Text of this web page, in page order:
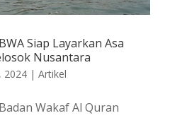
Siap Layarkan Asa
Nusantara
2024| Artikel
Wakaf Al Quran